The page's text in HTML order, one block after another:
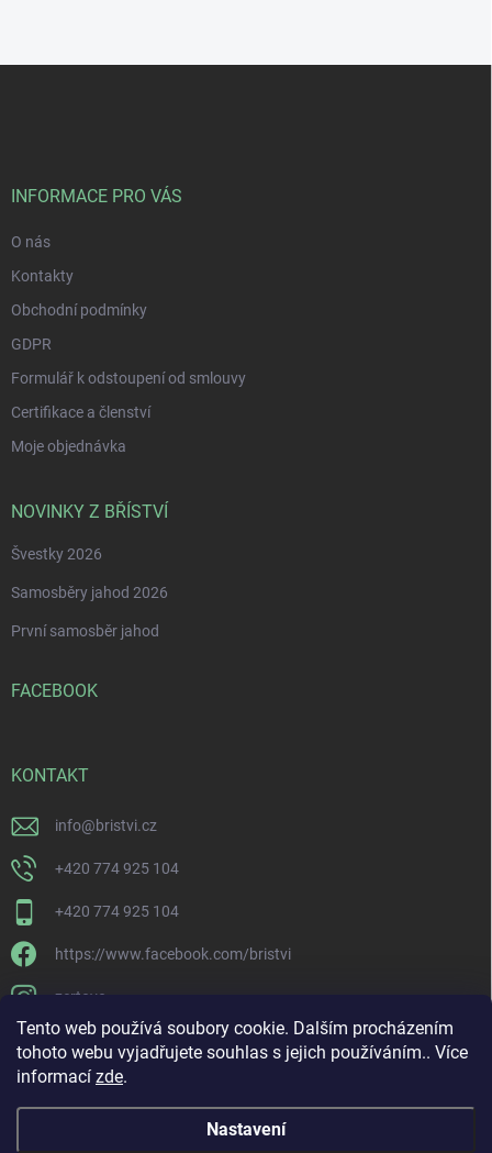
Tento web používá soubory cookie. Dalším procházením
tohoto webu vyjadřujete souhlas s jejich používáním.. Více
informací zde.
Nastavení
INFORMACE PRO VÁS
O nás
Kontakty
Obchodní podmínky
GDPR
Formulář k odstoupení od smlouvy
Certifikace a členství
Moje objednávka
NOVINKY Z BŘÍSTVÍ
Švestky 2026
Samosběry jahod 2026
První samosběr jahod
FACEBOOK
KONTAKT
info@bristvi.cz
+420 774 925 104
+420 774 925 104
https://www.facebook.com/bristvi
zertovo